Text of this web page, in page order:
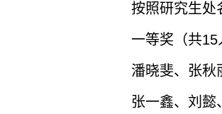
按照研究生处
一等奖（共15
潘晓斐、张秋
张一鑫、刘懿